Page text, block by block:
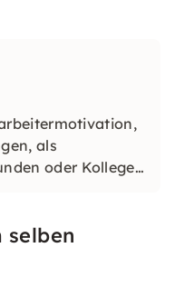
als
oder Kollegen
selben